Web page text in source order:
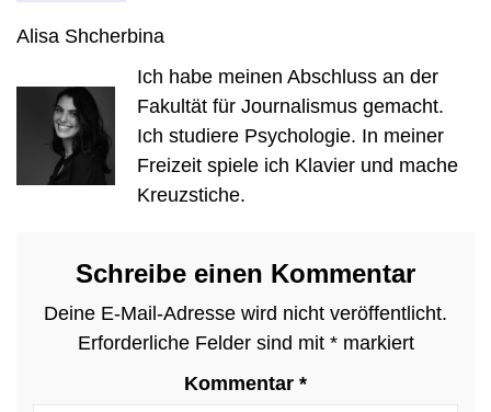
Alisa Shcherbina
Ich habe meinen Abschluss an der
Fakultät für Journalismus gemacht.
Ich studiere Psychologie. In meiner
Freizeit spiele ich Klavier und mache
Kreuzstiche.
Schreibe einen Kommentar
Deine E-Mail-Adresse wird nicht veröffentlicht.
Erforderliche Felder sind mit *markiert
Kommentar *